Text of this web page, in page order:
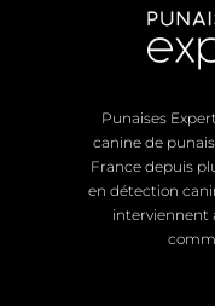
Punaises
canine de
France depuis
en détection
interviennent